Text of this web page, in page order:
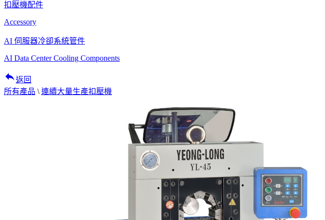
扣壓機配件
Accessory
AI 伺服器冷卻系統管件
AI Data Center Cooling Components
reply返回
所有產品 \ 連續大量生產扣壓機